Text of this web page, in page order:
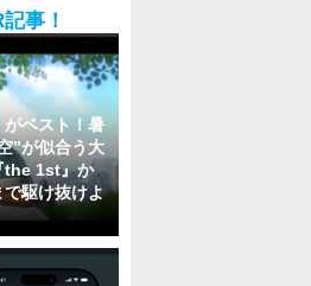
事！
がベスト！暑
”が似合う大
the 1st』か
駆け抜けよ